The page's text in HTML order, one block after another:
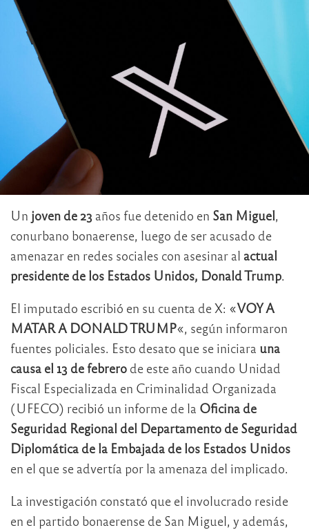
Un joven de 23 años fue detenido en San Miguel,
conurbano bonaerense, luego de ser acusado de
amenazar en redes sociales con asesinar al actual
presidente de los Estados Unidos, Donald Trump.
El imputado escribió en su cuenta de X: «VOY A
MATAR A DONALD TRUMP«, según informaron
fuentes policiales. Esto desato que se iniciara una
causa el 13 de febrero de este año cuando Unidad
Fiscal Especializada en Criminalidad Organizada
(UFECO) recibió un informe de la Oficina de
Seguridad Regional del Departamento de Seguridad
Diplomática de la Embajada de los Estados Unidos
en el que se advertía por la amenaza del implicado.
La investigación constató que el involucrado reside
en el partido bonaerense de San Miguel, y además,